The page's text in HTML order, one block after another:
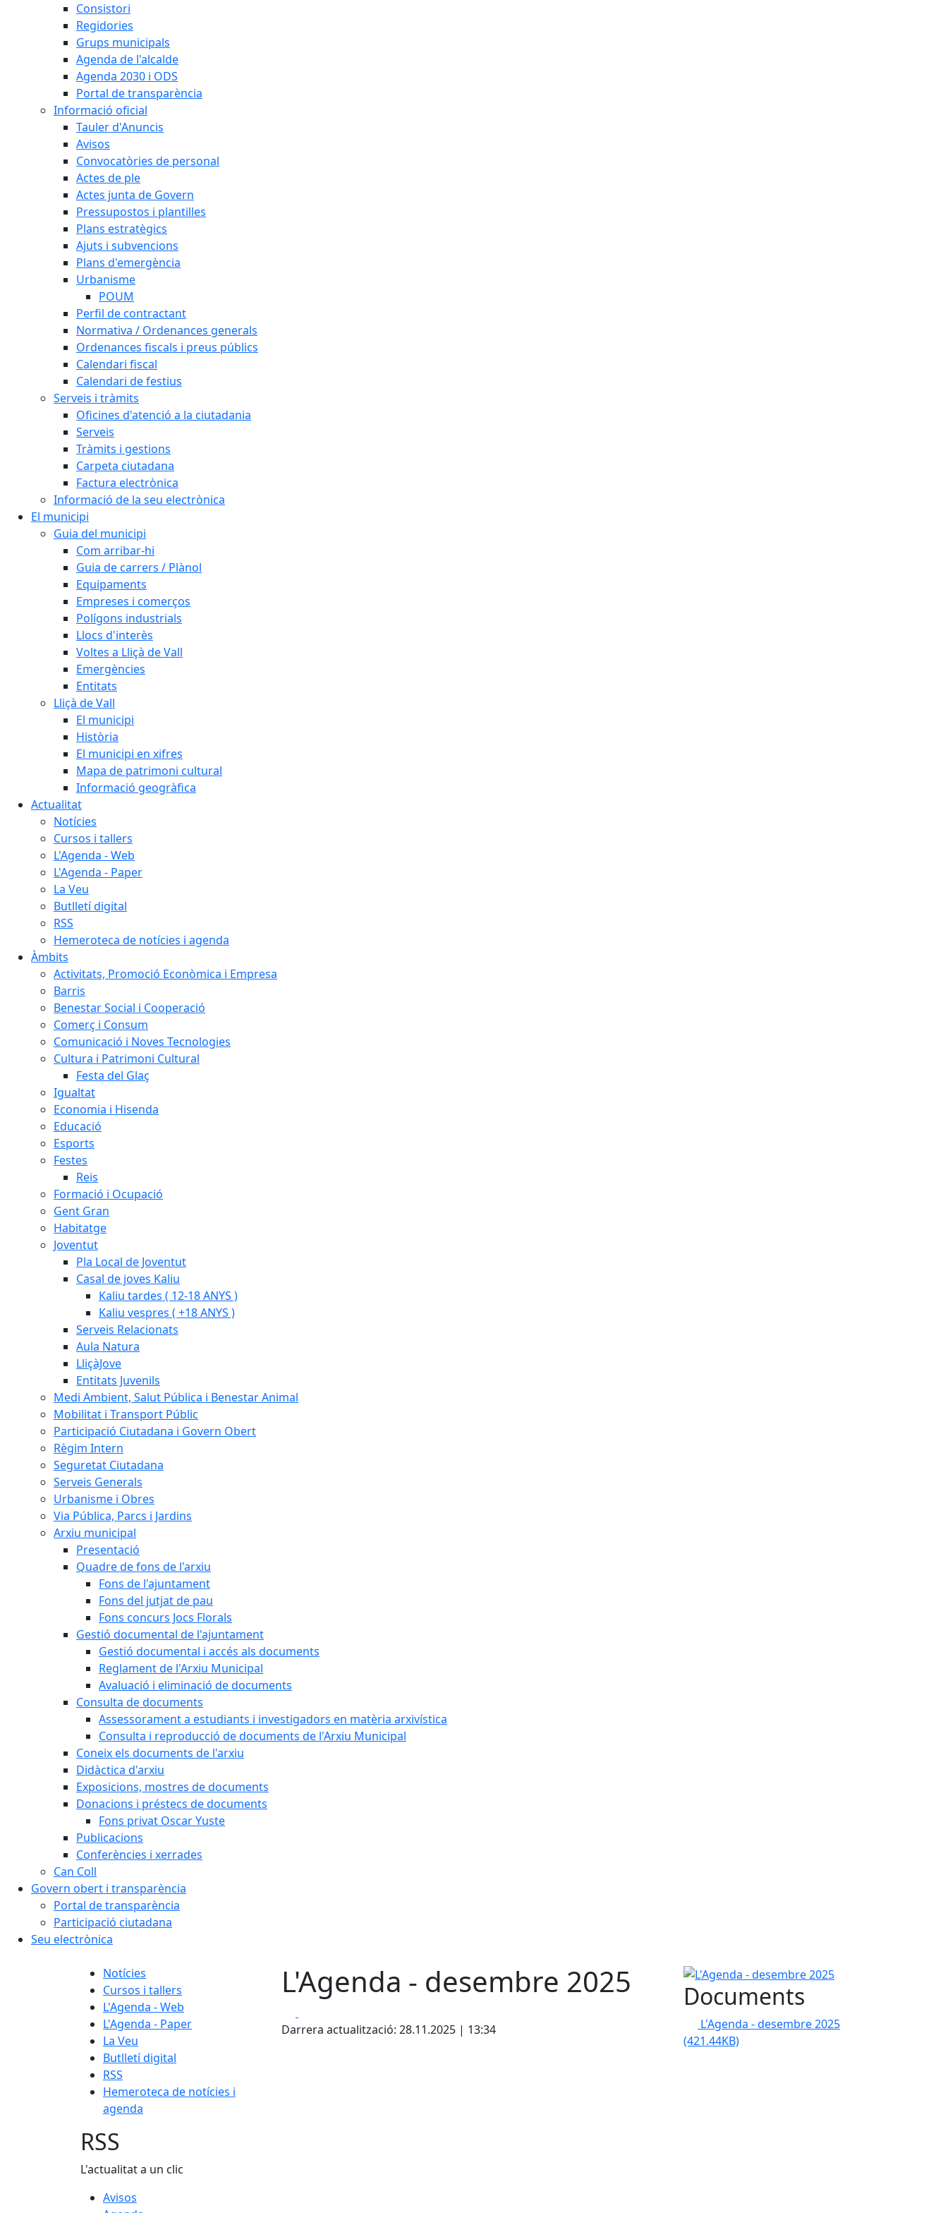
Consistori
Regidories
Grups municipals
Agenda de l'alcalde
Agenda 2030 i ODS
Portal de transparència
Informació oficial
Tauler d'Anuncis
Avisos
Convocatòries de personal
Actes de ple
Actes junta de Govern
Pressupostos i plantilles
Plans estratègics
Ajuts i subvencions
Plans d'emergència
Urbanisme
POUM
Perfil de contractant
Normativa / Ordenances generals
Ordenances fiscals i preus públics
Calendari fiscal
Calendari de festius
Serveis i tràmits
Oficines d'atenció a la ciutadania
Serveis
Tràmits i gestions
Carpeta ciutadana
Factura electrònica
Informació de la seu electrònica
El municipi
Guia del municipi
Com arribar-hi
Guia de carrers / Plànol
Equipaments
Empreses i comerços
Polígons industrials
Llocs d'interès
Voltes a Lliçà de Vall
Emergències
Entitats
Lliçà de Vall
El municipi
Història
El municipi en xifres
Mapa de patrimoni cultural
Informació geogràfica
Actualitat
Notícies
Cursos i tallers
L'Agenda - Web
L'Agenda - Paper
La Veu
Butlletí digital
RSS
Hemeroteca de notícies i agenda
Àmbits
Activitats, Promoció Econòmica i Empresa
Barris
Benestar Social i Cooperació
Comerç i Consum
Comunicació i Noves Tecnologies
Cultura i Patrimoni Cultural
Festa del Glaç
Igualtat
Economia i Hisenda
Educació
Esports
Festes
Reis
Formació i Ocupació
Gent Gran
Habitatge
Joventut
Pla Local de Joventut
Casal de joves Kaliu
Kaliu tardes ( 12-18 ANYS )
Kaliu vespres ( +18 ANYS )
Serveis Relacionats
Aula Natura
LliçàJove
Entitats Juvenils
Medi Ambient, Salut Pública i Benestar Animal
Mobilitat i Transport Públic
Participació Ciutadana i Govern Obert
Règim Intern
Seguretat Ciutadana
Serveis Generals
Urbanisme i Obres
Via Pública, Parcs i Jardins
Arxiu municipal
Presentació
Quadre de fons de l'arxiu
Fons de l'ajuntament
Fons del jutjat de pau
Fons concurs Jocs Florals
Gestió documental de l'ajuntament
Gestió documental i accés als documents
Reglament de l'Arxiu Municipal
Avaluació i eliminació de documents
Consulta de documents
Assessorament a estudiants i investigadors en matèria arxivística
Consulta i reproducció de documents de l'Arxiu Municipal
Coneix els documents de l'arxiu
Didàctica d'arxiu
Exposicions, mostres de documents
Donacions i préstecs de documents
Fons privat Oscar Yuste
Publicacions
Conferències i xerrades
Can Coll
Govern obert i transparència
Portal de transparència
Participació ciutadana
Seu electrònica
Notícies
Cursos i tallers
L'Agenda - Web
L'Agenda - Paper
La Veu
Butlletí digital
RSS
Hemeroteca de notícies i
agenda
L'Agenda - desembre 2025
Darrera actualització: 28.11.2025 | 13:34
L'Agenda - desembre 2025
Documents
L'Agenda - desembre 2025
(421.44KB)
RSS
L'actualitat a un clic
Avisos